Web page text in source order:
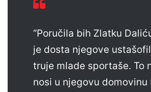
“Poručila bih Zlatku
je dosta njegove
truje mlade sportaše. To
nosi u njegovu domovinu